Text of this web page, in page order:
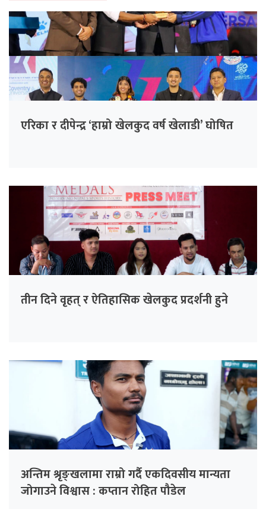
एरिका र दीपेन्द्र ‘हाम्रो खेलकुद वर्ष खेलाडी’ घोषित
तीन दिने वृहत् र ऐतिहासिक खेलकुद प्रदर्शनी हुने
अन्तिम श्रृङ्खलामा राम्रो गर्दै एकदिवसीय मान्यता
जोगाउने विश्वास : कप्तान रोहित पौडेल